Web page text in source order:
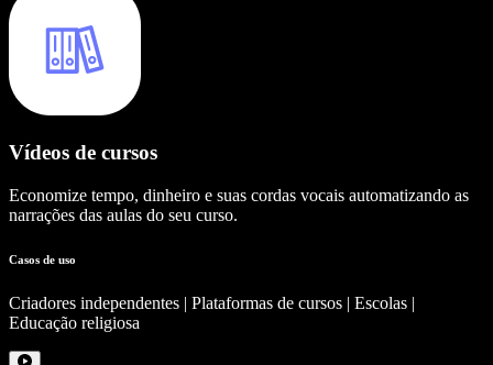
Vídeos de cursos
Economize tempo, dinheiro e suas cordas vocais automatizando as
narrações das aulas do seu curso.
Casos de uso
Criadores independentes | Plataformas de cursos | Escolas |
Educação religiosa